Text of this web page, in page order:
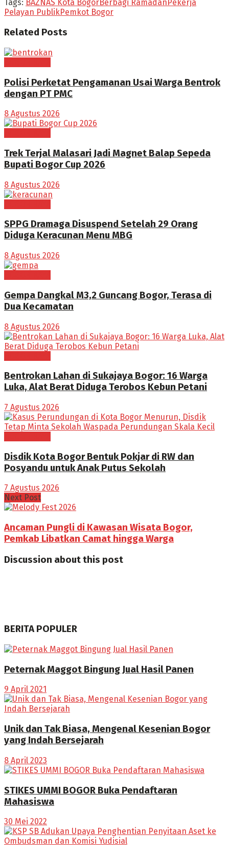
Tags: BAZNAS Kota BogorBerbagi Ramadan Pekerja
Pelayan PublikPemkot Bogor
Related Posts
Polisi Perketat Pengamanan Usai Warga Bentrok
dengan PT PMC
8 Agustus 2026
Trek Terjal Malasari Jadi Magnet Balap Sepeda
Bupati Bogor Cup 2026
8 Agustus 2026
SPPG Dramaga Disuspend Setelah 29 Orang
Diduga Keracunan Menu MBG
8 Agustus 2026
Gempa Dangkal M3,2 Guncang Bogor, Terasa di
Dua Kecamatan
8 Agustus 2026
Bentrokan Lahan di Sukajaya Bogor: 16 Warga
Luka, Alat Berat Diduga Terobos Kebun Petani
7 Agustus 2026
Disdik Kota Bogor Bentuk Pokjar di RW dan
Posyandu untuk Anak Putus Sekolah
7 Agustus 2026
Next Post
Ancaman Pungli di Kawasan Wisata Bogor,
Pemkab Libatkan Camat hingga Warga
Discussion about this post
BERITA POPULER
Peternak Maggot Bingung Jual Hasil Panen
9 April 2021
Unik dan Tak Biasa, Mengenal Kesenian Bogor
yang Indah Bersejarah
8 April 2023
STIKES UMMI BOGOR Buka Pendaftaran
Mahasiswa
30 Mei 2022